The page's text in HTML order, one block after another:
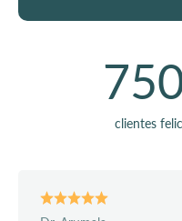
clientes